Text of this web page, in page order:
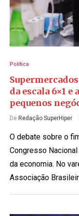
Política
da escala 6×1
pequenos
De Redação SuperHiper
O debate sobre o
Congresso
da economia. No
Associação